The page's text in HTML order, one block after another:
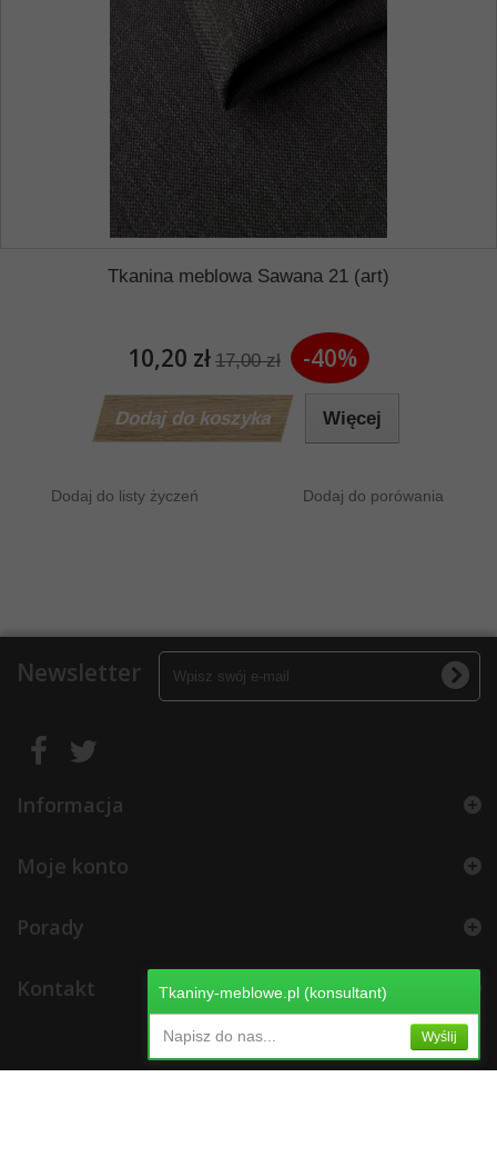
Tkanina meblowa Sawana 21 (art)
10,20 zł 17,00 zł -40%
Dodaj do koszyka Więcej
Dodaj do listy życzeń Dodaj do porówania
Newsletter
Informacja
Moje konto
Porady
Kontakt Tkaniny-meblowe.pl (konsultant)
Napisz do nas... Wyślij